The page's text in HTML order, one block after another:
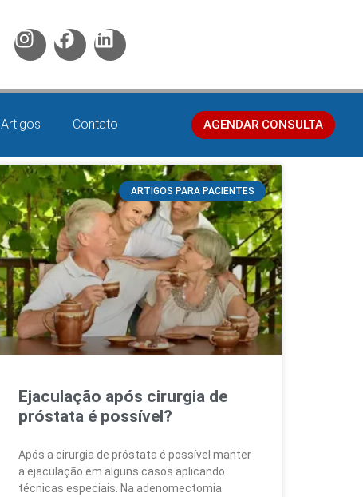
Artigos Contato AGENDAR CONSULTA
ARTIGOS PARA PACIENTES
Ejaculação após cirurgia de
próstata é possível?
Após a cirurgia de próstata é possível manter
a ejaculação em alguns casos aplicando
técnicas especiais. Na adenomectomia